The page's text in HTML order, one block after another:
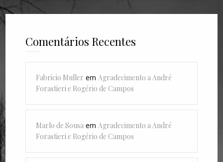
Comentários Recentes
Fabricio Muller emAgradecimento a André
Forastieri e Rogério de Campos
Marlo de Sousa emAgradecimento a André
Forastieri e Rogério de Campos